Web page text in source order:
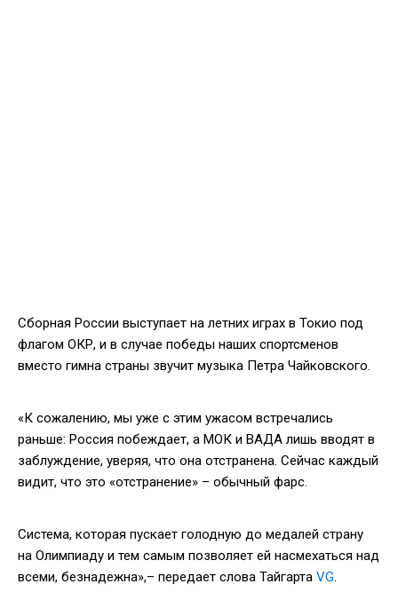
Сборная России выступает на летних играх в Токио под
флагом ОКР, и в случае победы наших спортсменов
вместо гимна страны звучит музыка Петра Чайковского.
«К сожалению, мы уже с этим ужасом встречались
раньше: Россия побеждает, а МОК и ВАДА лишь вводят в
заблуждение, уверяя, что она отстранена. Сейчас каждый
видит, что это «отстранение» – обычный фарс.
Система, которая пускает голодную до медалей страну
на Олимпиаду и тем самым позволяет ей насмехаться над
всеми, безнадежна»,– передает слова Тайгарта VG.